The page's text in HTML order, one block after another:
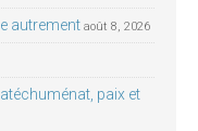
autrement août 8, 2026
paix et